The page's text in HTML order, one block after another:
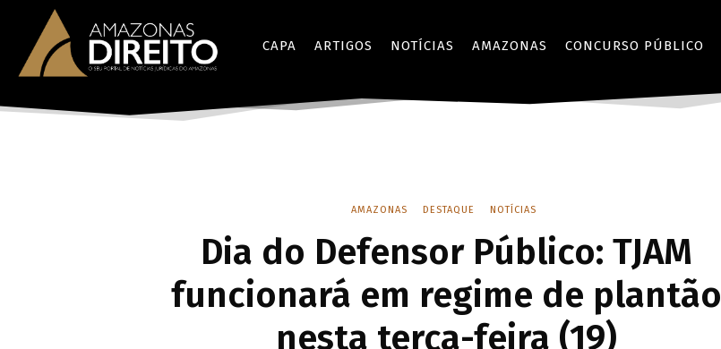
CAPA ARTIGOS NOTÍCIAS AMAZONAS CONCURSO PÚBLICO
AMAZONAS DESTAQUE NOTÍCIAS
Dia do Defensor Público: TJAM
funcionará em regime de plantão
nesta terça-feira (19)